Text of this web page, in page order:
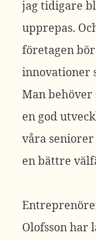
jag tidigare
upprepas.
företagen
innovationer
Man
en god
våra
en bättre
Olofsson har